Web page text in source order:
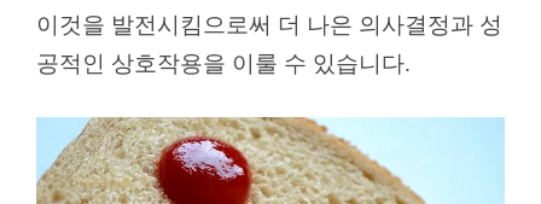
이것을 발전시킴으로써 더 나은 의사결정과 성
공적인 상호작용을 이룰 수 있습니다.